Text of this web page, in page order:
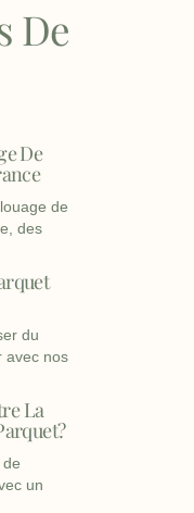
De
De
de
des
du
avec nos
La
un